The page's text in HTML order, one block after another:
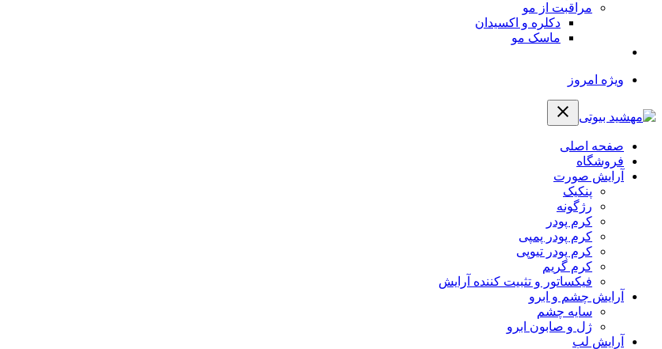
مراقبت از مو
دکلره و اکسیدان
ماسک مو
ویژه امروز
صفحه اصلی
فروشگاه
آرایش صورت
پنکیک
رژگونه
کرم پودر
کرم پودر پمپی
کرم پودر تیوپی
کرم گریم
فیکساتور و تثبیت کننده آرایش
آرایش چشم و ابرو
سایه چشم
ژل و صابون ابرو
آرایش لب